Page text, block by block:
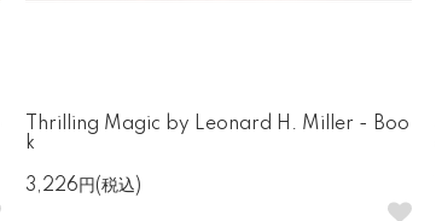
Thrilling Magic by Leonard H. Miller - Boo
k
3,226円(税込)